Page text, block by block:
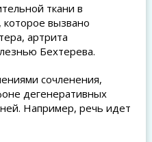
ткани в
которое вызвано
артрита
Бехтерева.
сочленения,
дегенеративных
Например, речь идет